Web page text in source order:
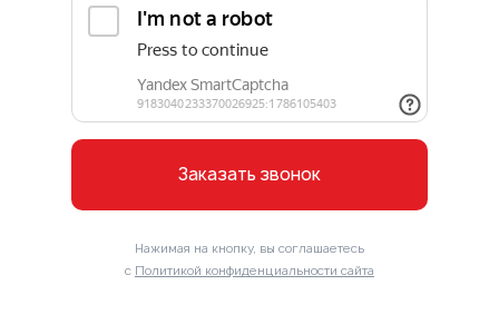
Заказать звонок
Нажимая на кнопку, вы соглашаетесь
с Политикой конфиденциальности сайта